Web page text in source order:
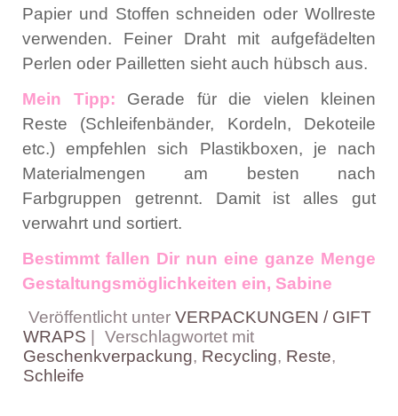
Papier und Stoffen schneiden oder Wollreste
verwenden. Feiner Draht mit aufgefädelten
Perlen oder Pailletten sieht auch hübsch aus.
Mein Tipp: Gerade für die vielen kleinen
Reste (Schleifenbänder, Kordeln, Dekoteile
etc.) empfehlen sich Plastikboxen, je nach
Materialmengen am besten nach
Farbgruppen getrennt. Damit ist alles gut
verwahrt und sortiert.
Bestimmt fallen Dir nun eine ganze Menge
Gestaltungsmöglichkeiten ein, Sabine
Veröffentlicht unter VERPACKUNGEN / GIFT
WRAPS
Verschlagwortet mit
Geschenkverpackung, Recycling, Reste,
Schleife